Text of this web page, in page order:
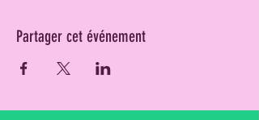
Partager cet événement